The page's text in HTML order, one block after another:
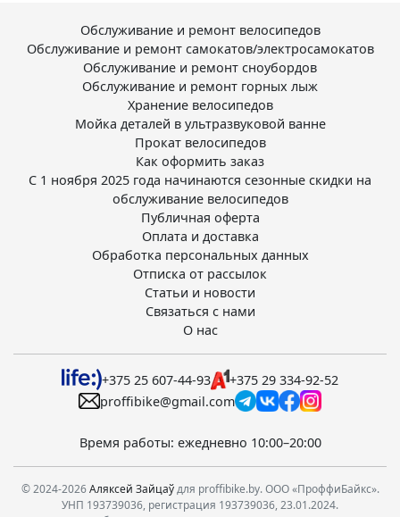
Обслуживание и ремонт велосипедов
Обслуживание и ремонт самокатов/электросамокатов
Обслуживание и ремонт сноубордов
Обслуживание и ремонт горных лыж
Хранение велосипедов
Мойка деталей в ультразвуковой ванне
Прокат велосипедов
Как оформить заказ
С 1 ноября 2025 года начинаются сезонные скидки на
обслуживание велосипедов
Публичная оферта
Оплата и доставка
Обработка персональных данных
Отписка от рассылок
Статьи и новости
Связаться с нами
О нас
+375 25 607-44-93
+375 29 334-92-52
proffibike@gmail.com
Время работы: ежедневно 10:00–20:00
© 2024-2026Аляксей Зайцаўдля proffibike.by. ООО «ПроффиБайкс».
УНП 193739036, регистрация 193739036, 23.01.2024.